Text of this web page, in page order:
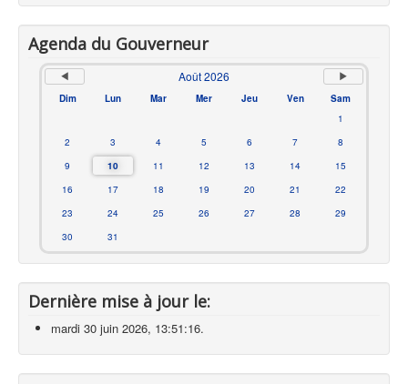
Agenda du Gouverneur
Août 2026
Dim Lun Mar Mer Jeu Ven
Sam
1
2
3 4 5 6 7
8
9
10 11 12 13 14
15
16
17 18 19 20 21
22
23
24 25 26 27 28
29
30
31
Dernière mise à jour le:
mardi 30 juin 2026, 13:51:16.